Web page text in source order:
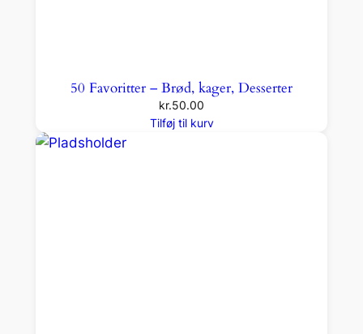
50 Favoritter – Brød, kager, Desserter
kr.50.00
Tilføj til kurv